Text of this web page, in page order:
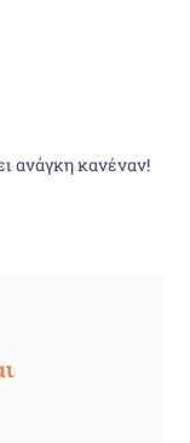
ανάγκη κανέναν!